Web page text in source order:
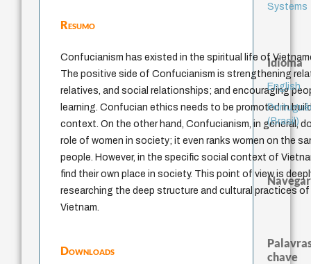
Resumo
Confucianism has existed in the spiritual life of
The positive side of Confucianism is strengthening
relatives, and social relationships; and encouraging
learning. Confucian ethics needs to be promoted in
context. On the other hand, Confucianism, in general,
role of women in society; it even ranks women on the
people. However, in the specific social context of
find their own place in society. This point of view is
researching the deep structure and cultural practices
Vietnam.
Downloads
Systems
Idioma
English
(Brasil)
Navegar
chave